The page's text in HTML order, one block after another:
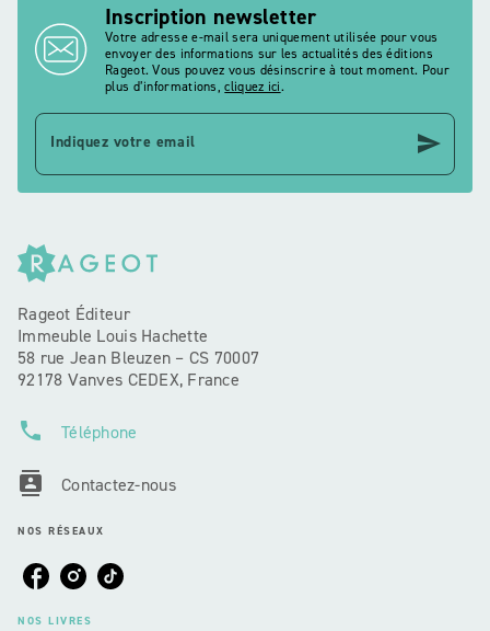
Inscription newsletter
Votre adresse e-mail sera uniquement utilisée pour vous
envoyer des informations sur les actualités des éditions
Rageot. Vous pouvez vous désinscrire à tout moment. Pour
plus d’informations,cliquez ici.
Indiquez votre email send
Rageot Éditeur
Immeuble Louis Hachette
58 rue Jean Bleuzen – CS 70007
92178 Vanves CEDEX, France
phone Téléphone
contacts Contactez-nous
NOS RÉSEAUX
NOS LIVRES